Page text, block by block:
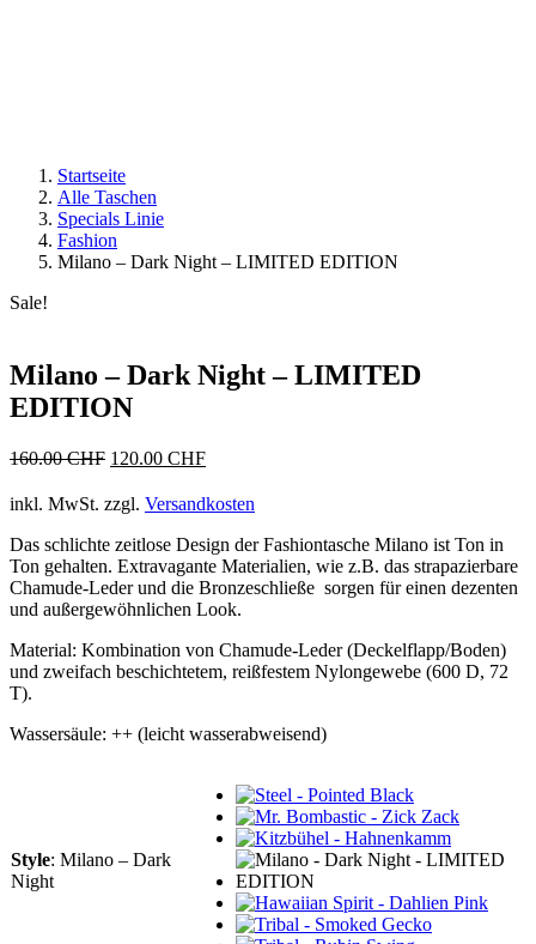
Startseite
Alle Taschen
Specials Linie
Fashion
Milano – Dark Night – LIMITED EDITION
Sale!
Milano – Dark Night – LIMITED
EDITION
160.00CHF Ursprünglicher
war:
120.00 CHFAktueller
ist:
inkl. MwSt. zzgl. Versandkosten
Das schlichte zeitlose Design der Fashiontasche Milano ist Ton in
Ton gehalten. Extravagante Materialien, wie z.B. das strapazierbare
Chamude-Leder und die Bronzeschließe sorgen für einen dezenten
und außergewöhnlichen Look.
Material: Kombination von Chamude-Leder (Deckelflapp/Boden)
und zweifach beschichtetem, reißfestem Nylongewebe (600 D, 72
T).
Wassersäule: ++ (leicht wasserabweisend)
Style: Milano – Dark
Night